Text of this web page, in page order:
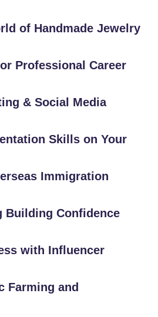
of Handmade Jewelry
Professional Career
& Social Media
Skills on Your
Immigration
Building Confidence
with Influencer
Farming and